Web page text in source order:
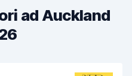
ad Auckland